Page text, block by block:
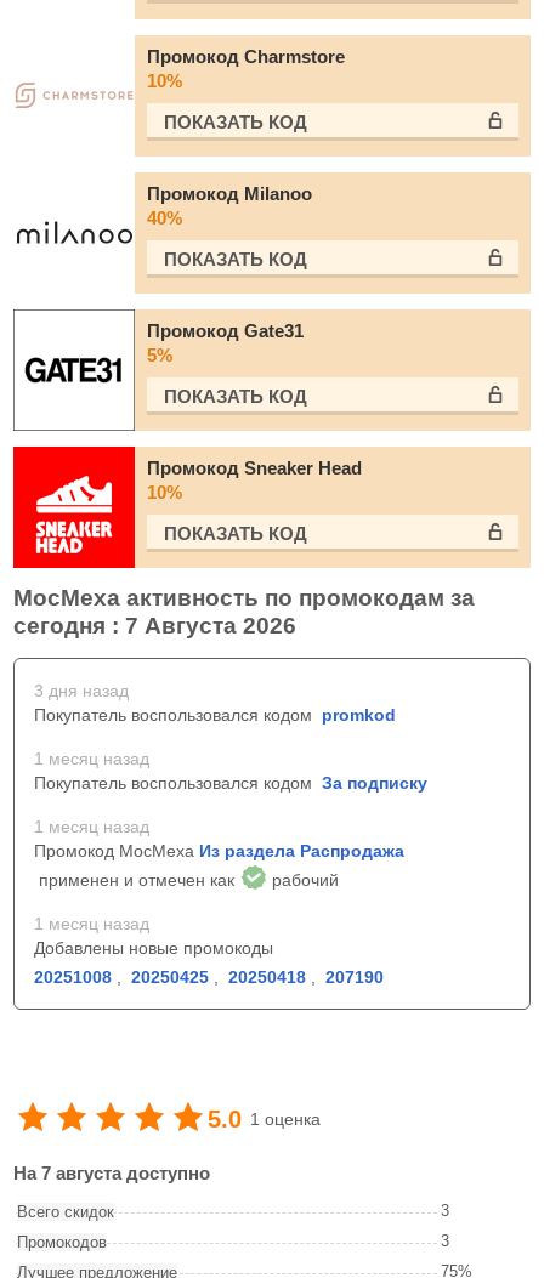
Промокод Charmstore
10%
ПОКАЗАТЬ КОД
Промокод Milanoo
40%
ПОКАЗАТЬ КОД
Промокод Gate31
5%
ПОКАЗАТЬ КОД
Промокод Sneaker Head
10%
ПОКАЗАТЬ КОД
МосМеха активность по промокодам за
сегодня : 7 Августа 2026
3 дня назад
Покупатель воспользовался кодом promkod
1 месяц назад
Покупатель воспользовался кодом За подписку
1 месяц назад
Промокод МосМеха Из раздела Распродажа
применен и отмечен как
рабочий
1 месяц назад
Добавлены новые промокоды
20251008
20250425 20250418 207190
5.0 1 оценка
На 7 августа доступно
Всего скидок
3
Промокодов
3
Лучшее предложение
75%